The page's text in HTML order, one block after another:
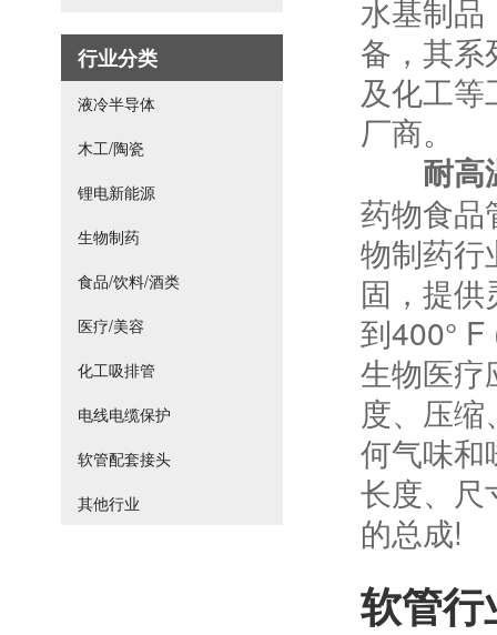
行业分类
液冷半导体
木工/陶瓷
锂电新能源
生物制药
食品/饮料/酒类
医疗/美容
化工吸排管
电线电缆保护
软管配套接头
其他行业
水基制品
备，其系
及化工
厂商。
耐高
药物食品
物制药行
固，提供
到400°
生物医疗
度、压
何气味和
长度、尺
的总成!
软管